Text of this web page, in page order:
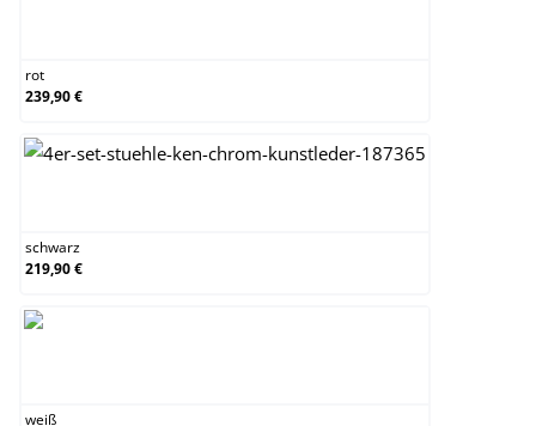
rot
239,90 €
schwarz
219,90 €
weiß